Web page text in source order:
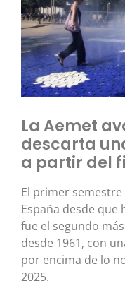
La Aemet
descarta
a partir del
El primer semestre
España desde que
fue el segundo
desde 1961, con
por encima de lo
2025.